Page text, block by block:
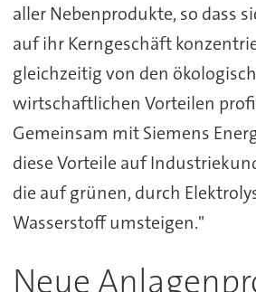
aller Nebenprodukte, so dass
auf ihr Kerngeschäft
gleichzeitig von den
wirtschaftlichen Vorteilen
Gemeinsam mit Siemens
diese Vorteile auf
die auf grünen, durch
Wasserstoff umsteigen."
Neue